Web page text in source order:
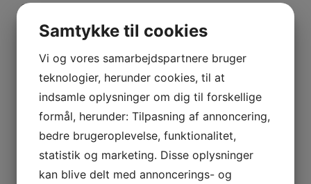
Skriv kort om dig selv, din sejlerfaring og din interesse
for at undervise. Du kan også sende os en mail på
kursus@watergames.dkeller ringe til os på
+4553540055.
Navn
mail
Samtykke til cookies
Vi og vores samarbejdspartnere bruger
teknologier, herunder cookies, til at
indsamle oplysninger om dig til forskellige
formål, herunder: Tilpasning af annoncering,
bedre brugeroplevelse, funktionalitet,
statistik og marketing. Disse oplysninger
kan blive delt med annoncerings- og